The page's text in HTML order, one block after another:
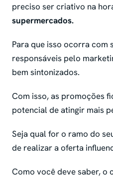
preciso ser criativo na
supermercados.
Para que isso ocorra com
responsáveis pelo
bem sintonizados.
Com isso, as promoções
potencial de atingir mais
Seja qual for o ramo do
de realizar a oferta
Como você deve saber, o